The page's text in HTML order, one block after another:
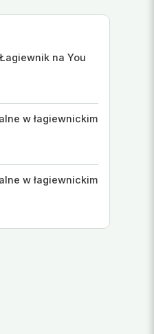
na You
w łagiewnickim
w łagiewnickim